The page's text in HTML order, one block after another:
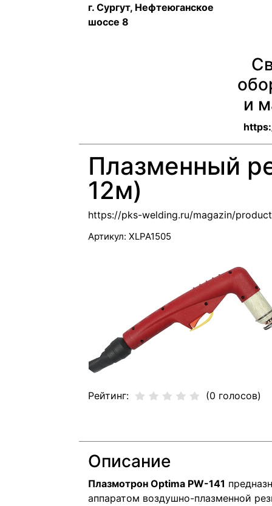
г. Сургут, Нефтеюганское
шоссе 8
и
Плазменный
12м)
https://pks-welding.ru/magazin/
Артикул: XLPA1505
Рейтинг: (0 голосов)
Описание
Плазмотрон Optima PW-141
аппаратом воздушно-плазменной